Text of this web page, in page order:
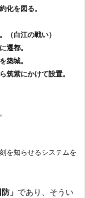
化を図る。
（白江の戦い）
遷都。
築城。
筑紫にかけて設置。
を知らせるシステムを
」 であり、そうい